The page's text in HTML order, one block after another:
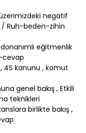
negatif
/ Ruh-beden-zihin
eğitmenlik
cevap
, 4S kanunu , komut
genel bakış , Etkili
teknikleri
birlikte bakış ,